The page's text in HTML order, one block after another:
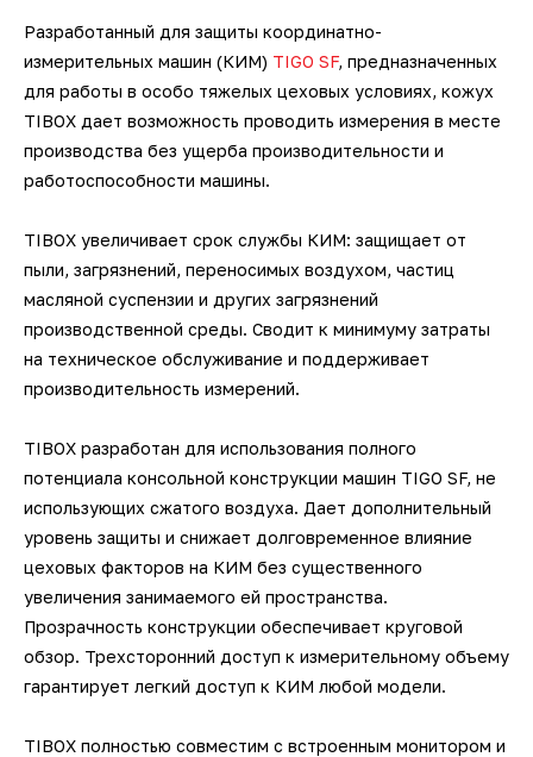
Разработанный для защиты координатно-
измерительных машин (КИМ) TIGO SF, предназначенных
для работы в особо тяжелых цеховых условиях, кожух
TIBOX дает возможность проводить измерения в месте
производства без ущерба производительности и
работоспособности машины.
TIBOX увеличивает срок службы КИМ: защищает от
пыли, загрязнений, переносимых воздухом, частиц
масляной суспензии и других загрязнений
производственной среды. Сводит к минимуму затраты
на техническое обслуживание и поддерживает
производительность измерений.
TIBOX разработан для использования полного
потенциала консольной конструкции машин TIGO SF, не
использующих сжатого воздуха. Дает дополнительный
уровень защиты и снижает долговременное влияние
цеховых факторов на КИМ без существенного
увеличения занимаемого ей пространства.
Прозрачность конструкции обеспечивает круговой
обзор. Трехсторонний доступ к измерительному объему
гарантирует легкий доступ к КИМ любой модели.
TIBOX полностью совместим с встроенным монитором и